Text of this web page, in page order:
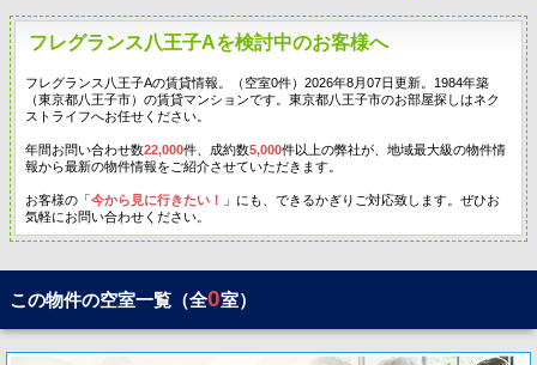
フレグランス八王子Aを検討中のお客様へ
フレグランス八王子Aの賃貸情報。（空室0件）2026年8月07日更新。1984年築
（東京都八王子市）の賃貸マンションです。東京都八王子市のお部屋探しはネク
ストライフへお任せください。
年間お問い合わせ数22,000件、成約数5,000件以上の弊社が、地域最大級の物件情
報から最新の物件情報をご紹介させていただきます。
お客様の「今から見に行きたい！
」にも、できるかぎりご対応致します。ぜひお
気軽にお問い合わせください。
この物件の空室一覧（全0室）